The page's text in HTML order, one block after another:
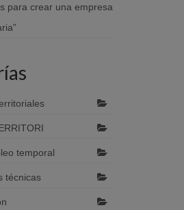
para crear una empresa
temporal
técnicas